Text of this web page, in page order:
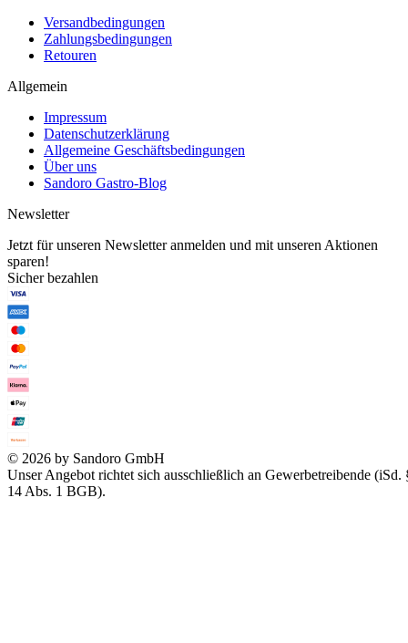
Versandbedingungen
Zahlungsbedingungen
Retouren
Allgemein
Impressum
Datenschutzerklärung
Allgemeine Geschäftsbedingungen
Über uns
Sandoro Gastro-Blog
Newsletter
Jetzt für unseren Newsletter anmelden und mit unseren Aktionen
sparen!
Sicher bezahlen
© 2026 by Sandoro GmbH
Unser Angebot richtet sich ausschließlich an Gewerbetreibende (iSd.
14 Abs. 1 BGB).